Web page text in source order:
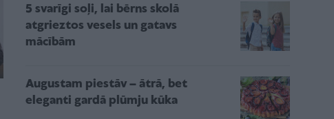
5 svarīgi soļi, lai bērns skolā
atgrieztos vesels un gatavs
mācībām
Augustam piestāv – ātrā, bet
eleganti gardā plūmju kūka